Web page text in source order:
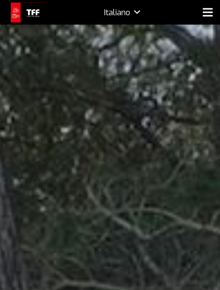
Italiano